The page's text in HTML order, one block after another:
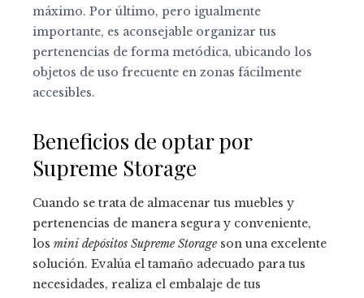
máximo. Por último, pero igualmente
importante, es aconsejable organizar tus
pertenencias de forma metódica, ubicando los
objetos de uso frecuente en zonas fácilmente
accesibles.
Beneficios de optar por
Supreme Storage
Cuando se trata de almacenar tus muebles y
pertenencias de manera segura y conveniente,
los mini depósitos Supreme Storageson una excelente
solución. Evalúa el tamaño adecuado para tus
necesidades, realiza el embalaje de tus